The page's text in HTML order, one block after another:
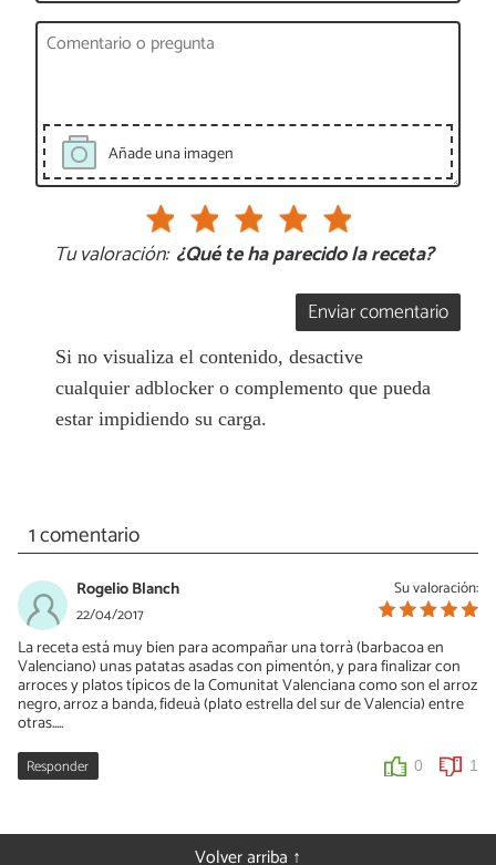
Añade una imagen
Tu valoración: ¿Qué te ha parecido la receta?
Enviar comentario
Si no visualiza el contenido, desactive
cualquier adblocker o complemento que pueda
estar impidiendo su carga.
1 comentario
Su valoración:
Rogelio Blanch
22/04/2017
La receta está muy bien para acompañar una torrà (barbacoa en
Valenciano) unas patatas asadas con pimentón, y para finalizar con
arroces y platos típicos de la Comunitat Valenciana como son el arroz
negro, arroz a banda, fideuà (plato estrella del sur de Valencia) entre
otras.....
Responder 0 1
Volver arriba ↑